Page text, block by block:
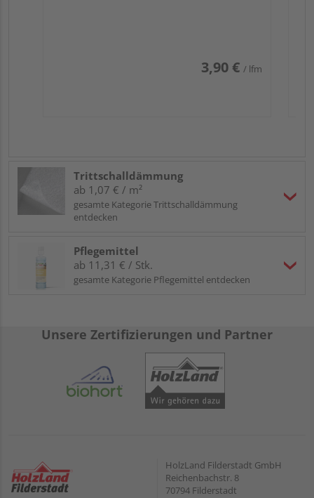
3,90 € / lfm
Trittschalldämmung
ab 1,07 € / m²
gesamte Kategorie Trittschalldämmung
entdecken
Pflegemittel
ab 11,31 € / Stk.
gesamte Kategorie Pflegemittel entdecken
Unsere Zertifizierungen und Partner
HolzLand Filderstadt GmbH
Reichenbachstr. 8
70794 Filderstadt